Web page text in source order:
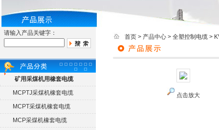
请输入产品关键字：
矿用采煤机用橡套电缆
MCPTJ采煤机橡套电缆
MCPT采煤机橡套电缆
MCP采煤机橡套电缆
首页 > 产品中心 > 全塑控制电缆 >
点击放大